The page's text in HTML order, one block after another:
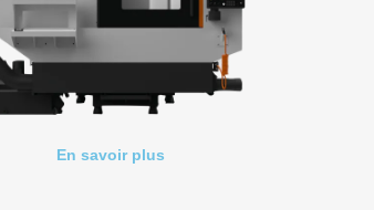
En savoir plus